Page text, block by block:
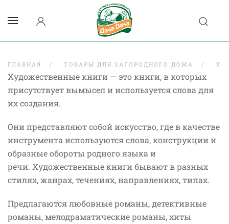
ГЛАВНАЯ ТОВАРЫ ДЛЯ ЗАГОРОДНОГО ДОМА
Художественные книги — это книги, в которых
присутствует вымысел и используется слова для
их создания.
Они представляют собой искусство, где в качестве
инструмента используются слова, конструкции и
образные обороты родного языка и
речи. Художественные книги бывают в разных
стилях, жанрах, течениях, направлениях, типах.
Предлагаются любовные романы, детективные
романы, мелодраматические романы, хиты